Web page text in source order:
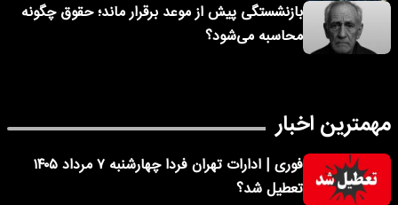
بازنشستگی پیش از موعد برقرار ماند؛ حقوق چگونه
محاسبه می‌شود؟
مهمترین اخبار
فوری | ادارات تهران فردا چهارشنبه ۷ مرداد ۱۴۰۵
تعطیل شد؟